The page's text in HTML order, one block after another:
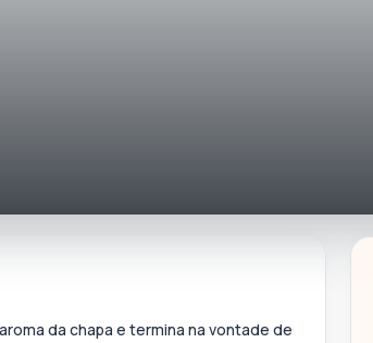
da chapa e termina na vontade de